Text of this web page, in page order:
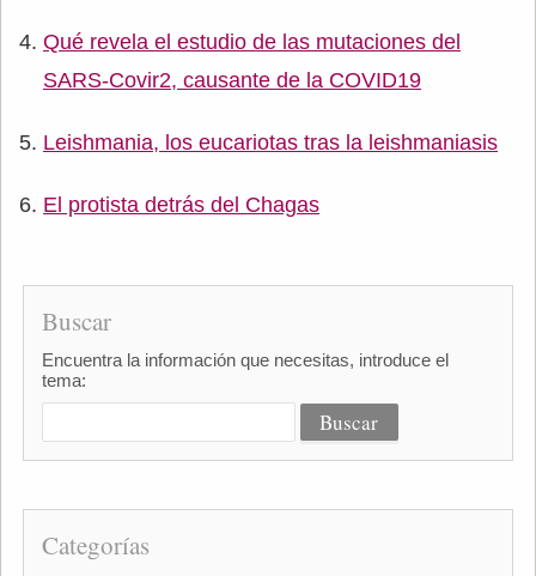
Qué revela el estudio de las mutaciones del
SARS-Covir2, causante de la COVID19
Leishmania, los eucariotas tras la leishmaniasis
El protista detrás del Chagas
Buscar
Encuentra la información que necesitas, introduce el
tema:
Categorías